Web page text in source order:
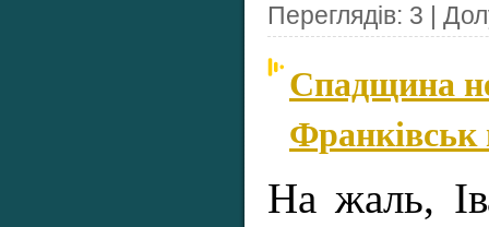
Переглядів: 3 |
Спадщина
Франківськ
На жаль,